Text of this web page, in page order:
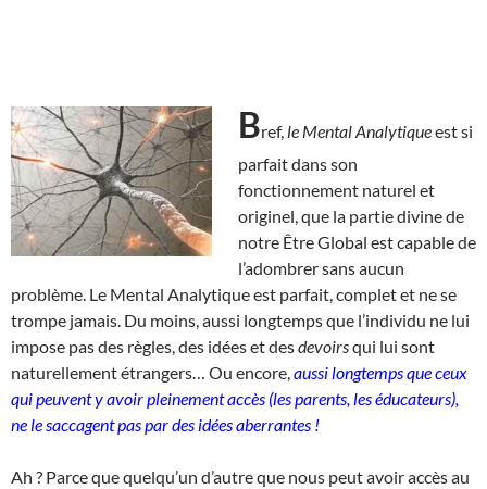
Bref, le Mental Analytiqueest si
parfait dans son
fonctionnement naturel et
originel, que la partie divine de
notre Être Global est capable de
l’adombrer sans aucun
problème. Le Mental Analytique est parfait, complet et ne se
trompe jamais. Du moins, aussi longtemps que l’individu ne lui
impose pas des règles, des idées et desdevoirsqui lui sont
naturellement étrangers… Ou encore, aussi longtemps que ceux
qui peuvent y avoir pleinement accès (les parents, les éducateurs),
ne le saccagent pas par des idées aberrantes !
Ah ? Parce que quelqu’un d’autre que nous peut avoir accès au